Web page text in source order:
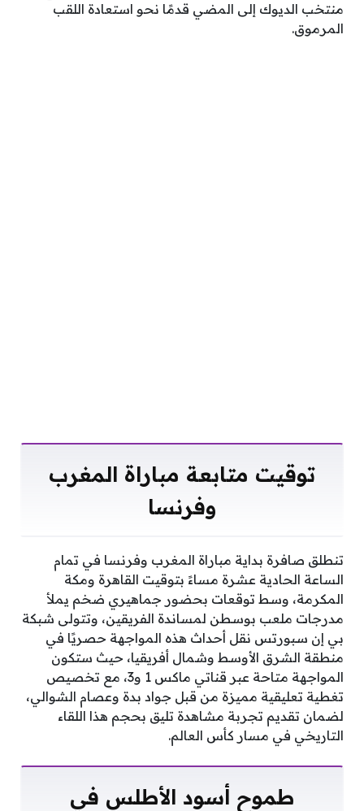
منتخب الديوك إلى المضي قدمًا نحو استعادة اللقب
المرموق.
توقيت متابعة مباراة المغرب
وفرنسا
تنطلق صافرة بداية مباراة المغرب وفرنسا في تمام
الساعة الحادية عشرة مساءً بتوقيت القاهرة ومكة
المكرمة، وسط توقعات بحضور جماهيري ضخم يملأ
مدرجات ملعب بوسطن لمساندة الفريقين، وتتولى شبكة
بي إن سبورتس نقل أحداث هذه المواجهة حصريًا في
منطقة الشرق الأوسط وشمال أفريقيا، حيث ستكون
المواجهة متاحة عبر قناتي ماكس 1 و3، مع تخصيص
تغطية تعليقية مميزة من قبل جواد بدة وعصام الشوالي،
لضمان تقديم تجربة مشاهدة تليق بحجم هذا اللقاء
التاريخي في مسار كأس العالم.
طموح أسود الأطلس في